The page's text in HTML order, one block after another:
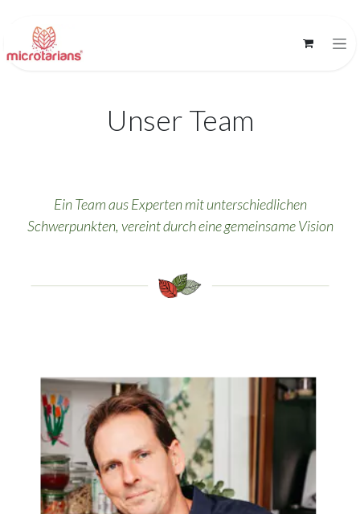
Unser Team
Ein Team aus Experten mit unterschiedlichen
Schwerpunkten, vereint durch eine gemeinsame Vision